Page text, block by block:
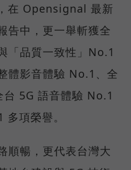
在 Opensignal 最新
告中，更一舉斬獲全
「品質一致性」No.1
體影音體驗 No.1、全
5G 語音體驗 No.1
項榮譽。
順暢，更代表台灣大